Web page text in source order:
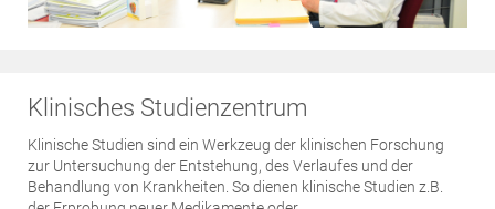
Klinisches Studienzentrum
Klinische Studien sind ein Werkzeug der klinischen Forschung
zur Untersuchung der Entstehung, des Verlaufes und der
Behandlung von Krankheiten. So dienen klinische Studien z.B.